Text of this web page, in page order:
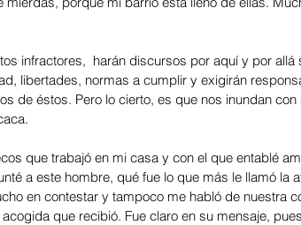
infractores,  harán discursos por aquí y por allá
libertades, normas a cumplir y exigirán
de éstos. Pero lo cierto, es que nos inundan
que trabajó en mi casa y con el que entablé
a este hombre, qué fue lo que más le llamó la
en contestar y tampoco me habló de nuestra
que recibió. Fue claro en su mensaje,